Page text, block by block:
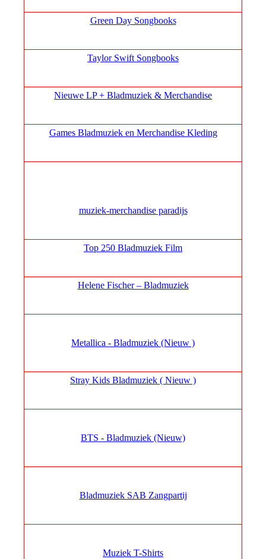
Green Day Songbooks
Taylor Swift Songbooks
Nieuwe LP + Bladmuziek & Merchandise
Games Bladmuziek en Merchandise Kleding
muziek‑merchandise paradijs
Top 250 Bladmuziek Film
Helene Fischer – Bladmuziek
Metallica - Bladmuziek (Nieuw )
Stray Kids Bladmuziek ( Nieuw )
BTS - Bladmuziek (Nieuw)
Bladmuziek SAB Zangpartij
Muziek T-Shirts